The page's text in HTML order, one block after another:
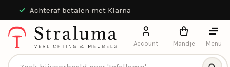
Achteraf betalen met Klarna
Producten zoeken
Account Mandje Menu